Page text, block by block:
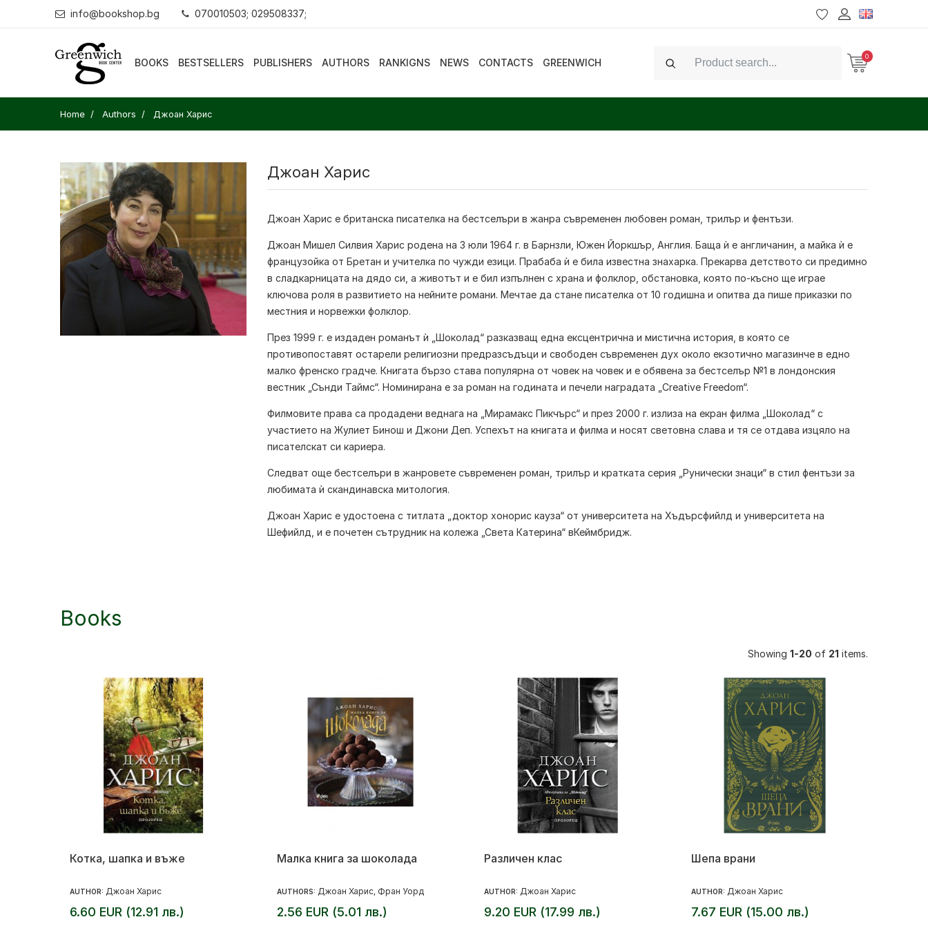
info@bookshop.bg 070010503; 029508337;
BOOKS BESTSELLERS PUBLISHERS AUTHORS RANKIGNS NEWS CONTACTS GREENWICH
Search
0
Home Authors Джоан Харис
Джоан Харис
Джоан Харис е британска писателка на бестселъри в жанра съвременен любовен роман, трилър и фентъзи.
Джоан Мишел Силвия Харис родена на 3 юли 1964 г. в Барнзли, Южен Йоркшър, Англия. Баща ѝ е англичанин, а майка ѝ е
французойка от Бретан и учителка по чужди езици. Прабаба ѝ е била известна знахарка. Прекарва детството си предимно
в сладкарницата на дядо си, а животът и е бил изпълнен с храна и фолклор, обстановка, която по-късно ще играе
ключова роля в развитието на нейните романи. Мечтае да стане писателка от 10 годишна и опитва да пише приказки по
местния и норвежки фолклор.
През 1999 г. е издаден романът ѝ „Шоколад“ разказващ една ексцентрична и мистична история, в която се
противопоставят остарели религиозни предразсъдъци и свободен съвременен дух около екзотично магазинче в едно
малко френско градче. Книгата бързо става популярна от човек на човек и е обявена за бестселър №1 в лондонския
вестник „Сънди Таймс“. Номинирана е за роман на годината и печели наградата „Creative Freedom“.
Филмовите права са продадени веднага на „Мирамакс Пикчърс“ и през 2000 г. излиза на екран филма „Шоколад“ с
участието на Жулиет Бинош и Джони Деп. Успехът на книгата и филма и носят световна слава и тя се отдава изцяло на
писателскат си кариера.
Следват още бестселъри в жанровете съвременен роман, трилър и кратката серия „Рунически знаци“ в стил фентъзи за
любимата ѝ скандинавска митология.
Джоан Харис е удостоена с титлата „доктор хонорис кауза“ от университета на Хъдърсфийлд и университета на
Шефийлд, и е почетен сътрудник на колежа „Света Катерина“ вКеймбридж.
Books
Showing 1-20 of 21 items.
Котка, шапка и въже
AUTHOR: Джоан Харис
6.60 EUR (12.91 лв.)
Малка книга за шоколада
AUTHORS: Джоан Харис Фран Уорд
2.56 EUR (5.01 лв.)
Различен клас
AUTHOR: Джоан Харис
9.20 EUR (17.99 лв.)
Шепа врани
AUTHOR: Джоан Харис
7.67 EUR (15.00 лв.)